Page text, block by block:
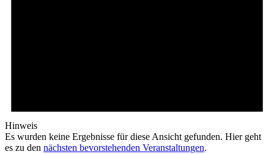
Hinweis
Es wurden keine Ergebnisse für diese Ansicht gefunden. Hier geht
es zu den nächsten bevorstehenden Veranstaltungen.